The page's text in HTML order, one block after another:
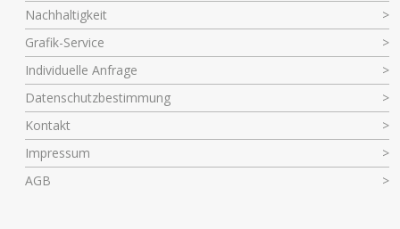
Nachhaltigkeit
Grafik-Service
Individuelle Anfrage
Datenschutzbestimmung
Kontakt
Impressum
AGB